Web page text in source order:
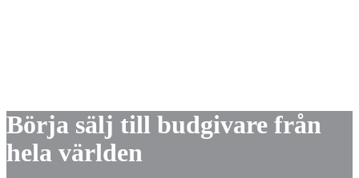
Börja sälj till budgivare från
hela världen